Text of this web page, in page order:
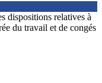
dispositions relatives à
du travail et de congés